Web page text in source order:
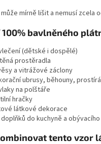
mírně lišit a nemusí zcela
bavlněného
(dětské i dospělé)
prostěradla
a vitrážové záclony
ubrusy, běhouny,
na polštáře
hračky
látkové dekorace
do kuchyně a
tento vzor